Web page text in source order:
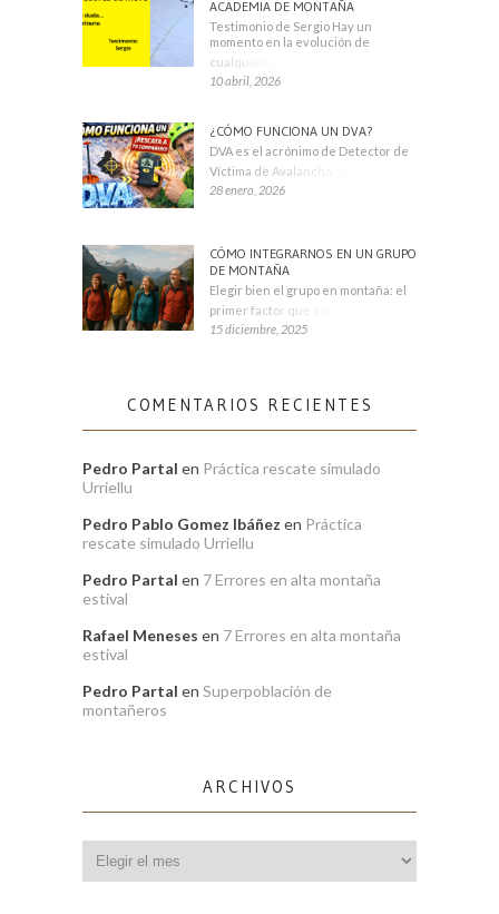
ACADEMIA DE MONTAÑA
Testimonio de Sergio Hay un
momento en la evolución de
cualquier montañero
10 abril, 2026
¿CÓMO FUNCIONA UN DVA?
DVA es el acrónimo de Detector de
Víctima de Avalancha. También se
28 enero, 2026
CÓMO INTEGRARNOS EN UN GRUPO
DE MONTAÑA
Elegir bien el grupo en montaña: el
primer factor que condiciona tu
15 diciembre, 2025
COMENTARIOS RECIENTES
Pedro Partal en Práctica rescate simulado
Urriellu
Pedro Pablo Gomez Ibáñez en Práctica
rescate simulado Urriellu
Pedro Partal en 7 Errores en alta montaña
estival
Rafael Meneses en 7 Errores en alta montaña
estival
Pedro Partal en Superpoblación de
montañeros
ARCHIVOS